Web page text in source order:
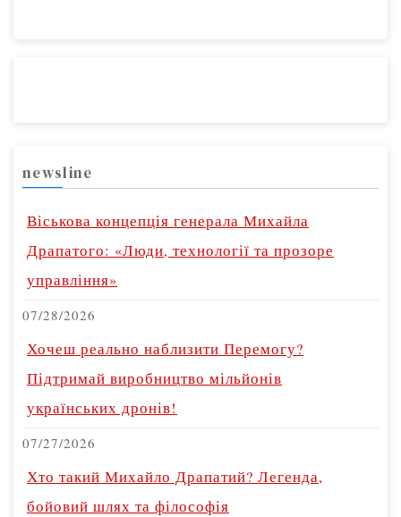
newsline
Віськова концепція генерала Михайла
Драпатого: «Люди, технології та прозоре
управління»
07/28/2026
Хочеш реально наблизити Перемогу?
Підтримай виробництво мільйонів
українських дронів!
07/27/2026
Хто такий Михайло Драпатий? Легенда,
бойовий шлях та філософія